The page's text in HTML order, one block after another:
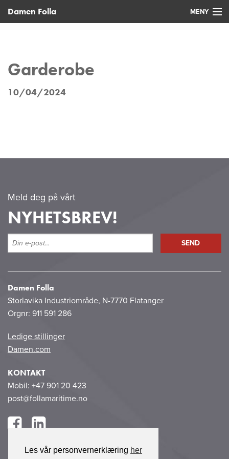
Les vår personvernerklæring her
Damen Folla MENY
Garderobe
10/04/2024
Meld deg på vårt
NYHETSBREV!
Damen Folla
Storlavika Industriområde, N-7770 Flatanger
Orgnr: 911 591 286
Ledige stillinger
Damen.com
KONTAKT
Mobil: +47 901 20 423
post@follamaritime.no